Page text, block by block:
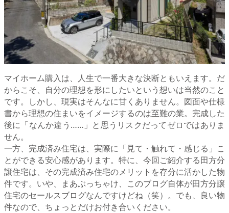
マイホーム購入は、人生で一番大きな決断ともいえます。だ
からこそ、自分の理想を形にしたいという想いは当然のこと
です。しかし、現実はそんなに甘くありません。図面や仕様
書から理想の住まいをイメージするのは至難の業。完成した
後に「なんか違う……」と思うリスクだってゼロではありま
せん。
一方、完成済み住宅は、実際に「見て・触れて・感じる」こ
とができる安心感があります。特に、今回ご紹介する田方分
譲住宅は、その完成済み住宅のメリットを存分に活かした物
件です。いや、まあぶっちゃけ、このブログ自体が田方分譲
住宅のセールスブログなんですけどね（笑）。でも、良い物
件なので、ちょっとだけお付き合いください。